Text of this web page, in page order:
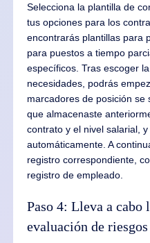
Selecciona la plantilla de
tus opciones para los
encontrarás plantillas para
para puestos a tiempo
específicos. Tras escoger
necesidades, podrás
marcadores de posición se
que almacenaste
contrato y el nivel salarial,
automáticamente. A
registro correspondiente,
registro de empleado.
Paso 4: Lleva a cabo
evaluación de riesgos